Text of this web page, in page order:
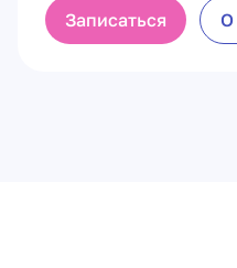
Записаться О